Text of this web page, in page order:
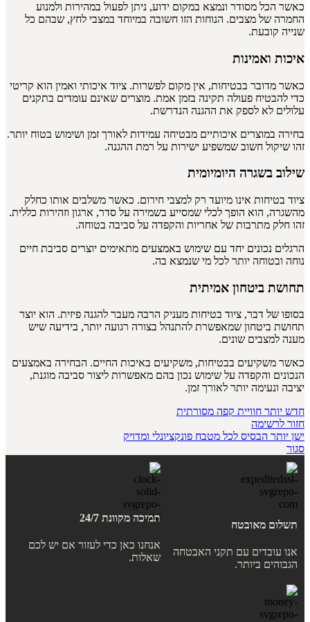
כאשר הכל מסודר ונמצא במקום ידוע, ניתן לפעול במהירות ולמנוע
החמרה של מצבים. הנוחות הזו חשובה במיוחד במצבי לחץ, שבהם כל
שנייה קובעת.
איכות ואמינות
כאשר מדובר בבטיחות, אין מקום לפשרות. ציוד איכותי ואמין הוא קריטי
כדי להבטיח פעולה תקינה בזמן אמת. מוצרים שאינם עומדים בתקנים
עלולים לא לספק את ההגנה הנדרשת.
בחירה במוצרים איכותיים מבטיחה עמידות לאורך זמן ושימוש בטוח יותר.
זהו שיקול חשוב שמשפיע ישירות על רמת ההגנה.
שילוב בשגרה היומיומית
ציוד בטיחות אינו מיועד רק למצבי חירום. כאשר משלבים אותו כחלק
מהשגרה, הוא הופך לכלי שמסייע בשמירה על סדר, ארגון וזהירות כללית.
זהו חלק מתרבות של אחריות והקפדה על סביבה בטוחה.
הרגלים נכונים יחד עם שימוש באמצעים מתאימים יוצרים סביבת חיים
נוחה ובטוחה יותר לכל מי שנמצא בה.
תחושת ביטחון אמיתית
בסופו של דבר, ציוד בטיחות מעניק הרבה מעבר להגנה פיזית. הוא יוצר
תחושת ביטחון שמאפשרת להתנהל בצורה רגועה יותר, בידיעה שיש
מענה למצבים שונים.
כאשר משקיעים בבטיחות, משקיעים באיכות החיים. הבחירה באמצעים
הנכונים והקפדה על שימוש נכון בהם מאפשרות ליצור סביבה מוגנת,
יציבה ונעימה יותר לאורך זמן.
חדש יותר חוויית קפה מסורתית
חזור לרשימה
ישן יותר הבסיס לכל מטבח פונקציונלי ומדויק
סגור
תשלום מאובטח
אנו עובדים עם תקני האבטחה
הגבוהים ביותר.
תמיכה מקוונת 24/7
אנחנו כאן כדי לעזור אם יש לכם
שאלות.